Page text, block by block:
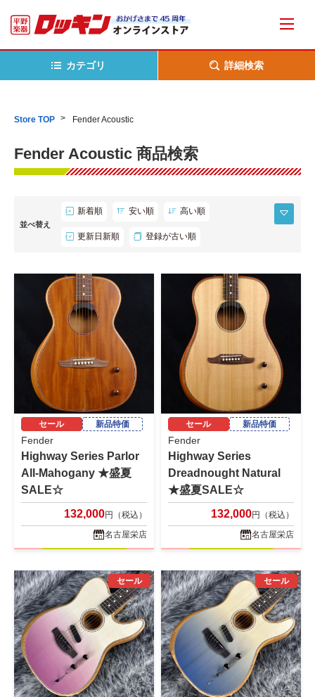
カテゴリ 詳細検索
Store TOP Fender Acoustic
Fender Acoustic 商品検索
並べ替え
新着順 安い順 高い順
更新日新順 登録が古い順
セール 新品特価
Fender
Highway Series Parlor
All-Mahogany ★盛夏
SALE☆
132,000円（税込）
名古屋栄店
セール 新品特価
Fender
Highway Series
Dreadnought Natural
★盛夏SALE☆
132,000円（税込）
名古屋栄店
セール セール